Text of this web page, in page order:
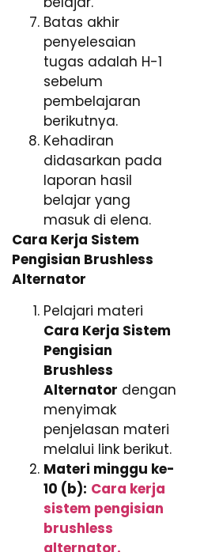
Batas akhir
penyelesaian
tugas adalah H-1
sebelum
pembelajaran
berikutnya.
Kehadiran
didasarkan pada
laporan hasil
belajar yang
masuk di elena.
Cara Kerja Sistem
Pengisian Brushless
Alternator
Pelajari materi
Cara Kerja Sistem
Pengisian
Brushless
Alternator dengan
menyimak
penjelasan materi
melalui link berikut.
Materi minggu ke-
10 (b): Cara kerja
sistem pengisian
brushless
alternator.